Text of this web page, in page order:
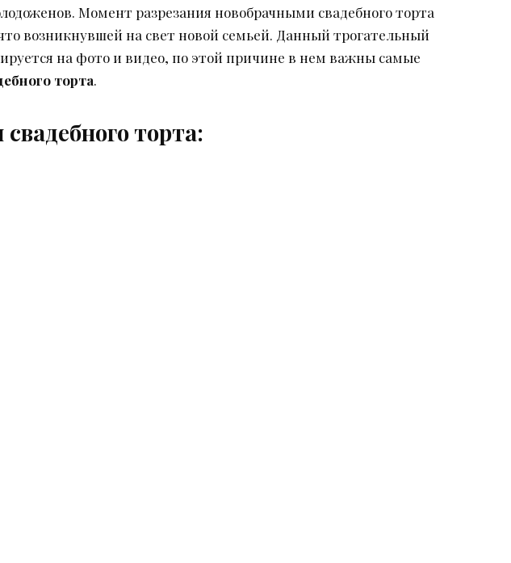
Момент разрезания новобрачными свадебного торта
возникнувшей на свет новой семьей. Данный трогательный
на фото и видео, по этой причине в нем важны самые
торта.
торта: